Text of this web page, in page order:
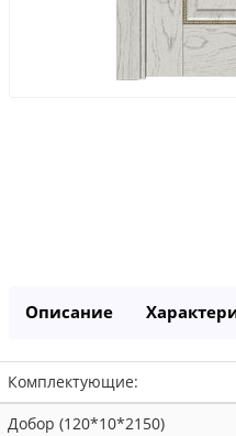
Описание
Комплектующие:
Добор (120*10*2150)